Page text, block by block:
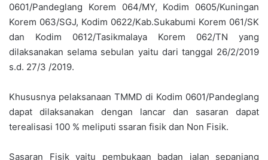
0601/Pandeglang Korem 064/MY, Kodim 0605/Kuningan
Korem 063/SGJ, Kodim 0622/Kab.Sukabumi Korem 061/SK
dan Kodim 0612/Tasikmalaya Korem 062/TN yang
dilaksanakan selama sebulan yaitu dari tanggal 26/2/2019
s.d. 27/3 /2019.
Khususnya pelaksanaan TMMD di Kodim 0601/Pandeglang
dapat dilaksanakan dengan lancar dan sasaran dapat
terealisasi 100 % meliputi ssaran fisik dan Non Fisik.
Sasaran Fisik yaitu pembukaan badan jalan sepanjang